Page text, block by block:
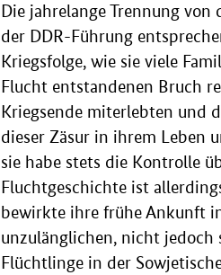
Die jahrelange Trennung
der DDR-Führung
Kriegsfolge, wie sie viele
Flucht entstandenen Bruch
Kriegsende miterlebten und
dieser Zäsur in ihrem Leben
sie habe stets die Kontrolle
Fluchtgeschichte ist
bewirkte ihre frühe Ankunft
unzulänglichen, nicht jedoch
Flüchtlinge in der